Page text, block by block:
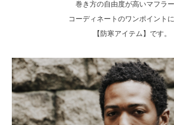
巻き方の自由度が高いマフラー
コーディネートのワンポイント
【防寒アイテム】です。